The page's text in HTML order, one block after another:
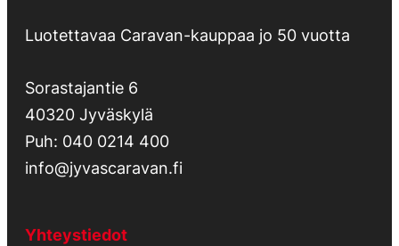
Luotettavaa Caravan-kauppaa jo 50 vuotta
Sorastajantie 6
40320 Jyväskylä
Puh: 040 0214 400
info@jyvascaravan.fi
Yhteystiedot